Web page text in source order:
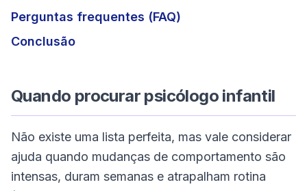
Perguntas frequentes (FAQ)
Conclusão
Quando procurar psicólogo infantil
Não existe uma lista perfeita, mas vale considerar
ajuda quando mudanças de comportamento são
intensas, duram semanas e atrapalham rotina